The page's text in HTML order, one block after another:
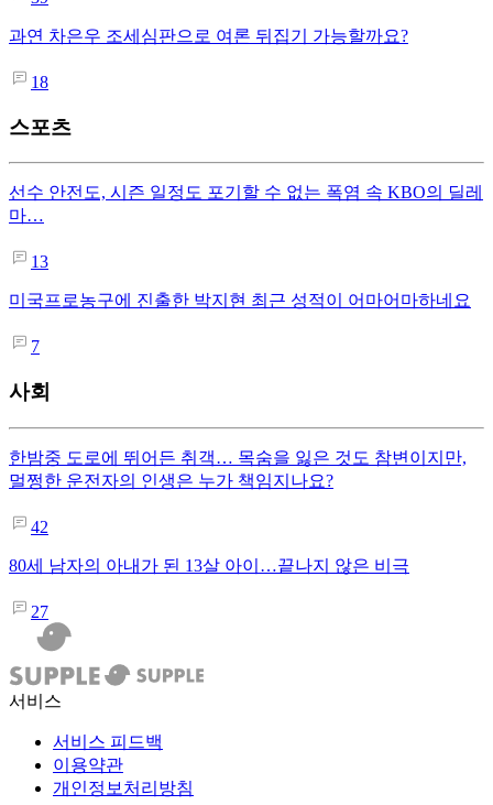
과연 차은우 조세심판으로 여론 뒤집기 가능할까요?
18
스포츠
선수 안전도, 시즌 일정도 포기할 수 없는 폭염 속 KBO의 딜레
마…
13
미국프로농구에 진출한 박지현 최근 성적이 어마어마하네요
7
사회
한밤중 도로에 뛰어든 취객… 목숨을 잃은 것도 참변이지만,
멀쩡한 운전자의 인생은 누가 책임지나요?
42
80세 남자의 아내가 된 13살 아이…끝나지 않은 비극
27
서비스
서비스 피드백
이용약관
개인정보처리방침